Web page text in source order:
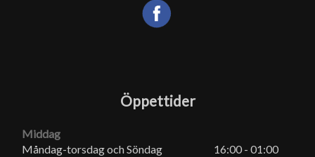
Öppettider
Middag
Måndag-torsdag och Söndag
16:00 - 01:00